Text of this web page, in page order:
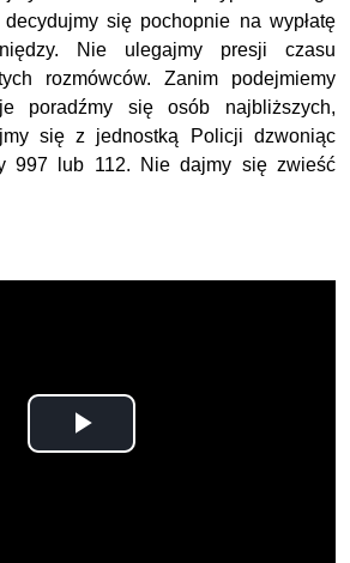
się pochopnie na wypłatę
Nie ulegajmy presji czasu
rozmówców. Zanim podejmiemy
poradźmy się osób najbliższych,
się z jednostką Policji dzwoniąc
997 lub 112. Nie dajmy się zwieść
Odtwórz